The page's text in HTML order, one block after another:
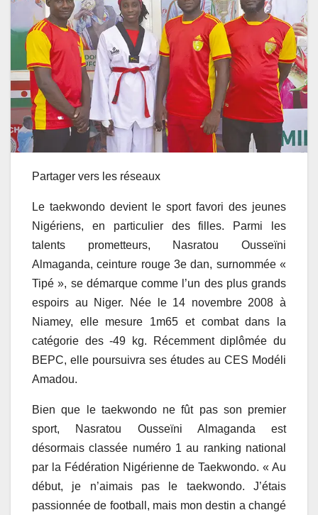
Partager vers les réseaux
Le taekwondo devient le sport favori des jeunes
Nigériens, en particulier des filles. Parmi les
talents prometteurs, Nasratou Ousseïni
Almaganda, ceinture rouge 3e dan, surnommée «
Tipé », se démarque comme l’un des plus grands
espoirs au Niger. Née le 14 novembre 2008 à
Niamey, elle mesure 1m65 et combat dans la
catégorie des -49 kg. Récemment diplômée du
BEPC, elle poursuivra ses études au CES Modéli
Amadou.
Bien que le taekwondo ne fût pas son premier
sport, Nasratou Ousseïni Almaganda est
désormais classée numéro 1 au ranking national
par la Fédération Nigérienne de Taekwondo. « Au
début, je n’aimais pas le taekwondo. J’étais
passionnée de football, mais mon destin a changé